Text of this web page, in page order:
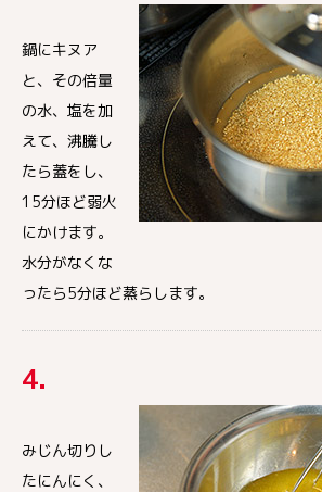
鍋にキヌア
と、その倍量
の水、塩を加
えて、沸騰し
たら蓋をし、
15分ほど弱火
にかけます。
水分がなくな
ったら5分ほど蒸らします。
4.
みじん切りし
たにんにく、